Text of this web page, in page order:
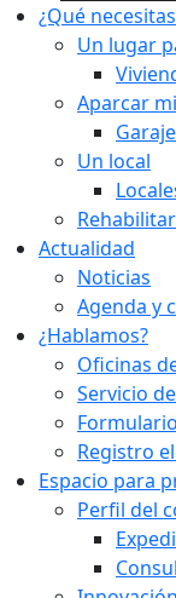
¿Qué
Un lugar
Aparcar
Un local
Actualidad
Noticias
Agenda y
¿Hablamos?
Oficinas
Servicio
Registro
Espacio para
Perfil del